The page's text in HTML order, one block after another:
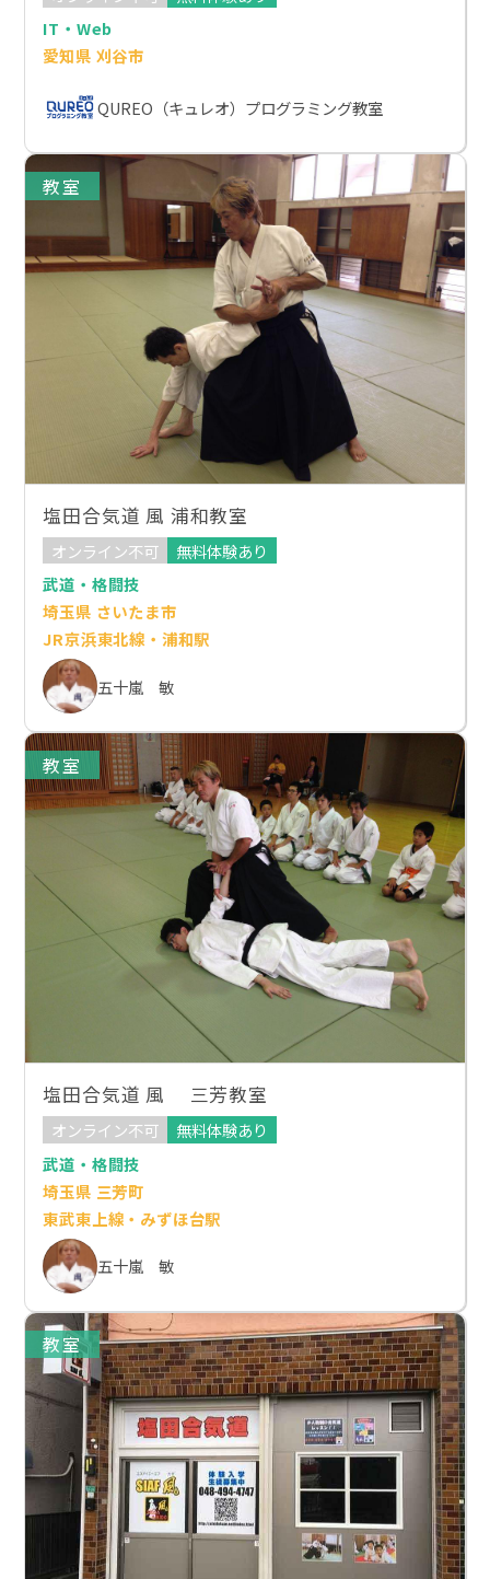
IT・Web
愛知県 刈谷市
QUREO（キュレオ）プログラミング教室
教室
塩田合気道 風 浦和教室
オンライン不可
無料体験あり
武道・格闘技
埼玉県 さいたま市
JR京浜東北線・浦和駅
五十嵐 敏
教室
塩田合気道 風 三芳教室
オンライン不可
無料体験あり
武道・格闘技
埼玉県 三芳町
東武東上線・みずほ台駅
五十嵐 敏
教室